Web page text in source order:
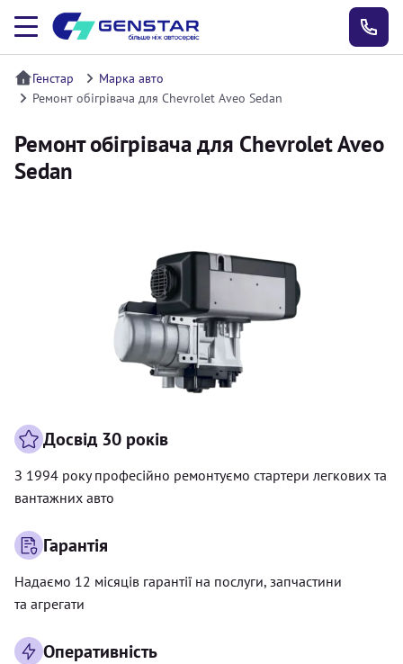
Генстар
Марка авто
Ремонт обігрівача для Chevrolet Aveo Sedan
Ремонт обігрівача для Chevrolet Aveo
Sedan
Досвід 30 років
З 1994 року професійно ремонтуємо стартери легкових та
вантажних авто
Гарантія
Надаємо 12 місяців гарантії на послуги, запчастини
та агрегати
Оперативність